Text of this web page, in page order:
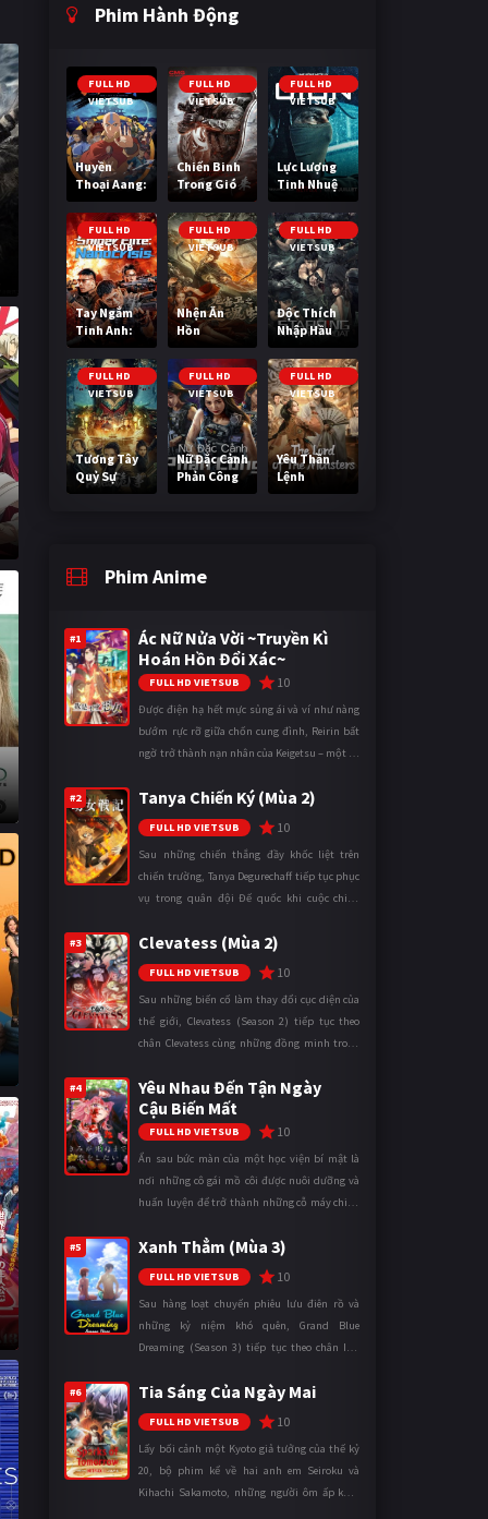
Phim Hành Động
FULL HD
VIETSUB
Huyền
Thoại Aang:
Tiết Khí Sư
Cuối Cùng
FULL HD
VIETSUB
Chiến Binh
Trong Gió
FULL HD
VIETSUB
Lực Lượng
Tinh Nhuệ
FULL HD
VIETSUB
Tay Ngắm
Tinh Anh:
Nguy Cơ
Nano
FULL HD
VIETSUB
Nhện Ăn
Hồn
FULL HD
VIETSUB
Độc Thích
Nhập Hầu
FULL HD
VIETSUB
Tương Tây
Quỷ Sự
FULL HD
VIETSUB
Nữ Đặc Cảnh
Phản Công
FULL HD
VIETSUB
Yêu Thần
Lệnh
Phim Anime
#1
Ác Nữ Nửa Vời ~Truyền Kì
Hoán Hồn Đổi Xác~
FULL HD VIETSUB 10
Được điện hạ hết mực sủng ái và ví như nàng
bướm rực rỡ giữa chốn cung đình, Reirin bất
ngờ trở thành nạn nhân của Keigetsu – một kẻ
thuật để hoán đổi th ...
#2 Tanya Chiến Ký (Mùa 2)
FULL HD VIETSUB 10
Sau những chiến thắng đầy khốc liệt trên
chiến trường, Tanya Degurechaff tiếp tục phục
vụ trong quân đội Đế quốc khi cuộc chiến
mặt trận. Dù sở hữu tài năn ...
#3 Clevatess (Mùa 2)
FULL HD VIETSUB 10
Sau những biến cố làm thay đổi cục diện của
thế giới, Clevatess (Season 2) tiếp tục theo
chân Clevatess cùng những đồng minh trong
loại đến bờ vực diệ ...
#4
Yêu Nhau Đến Tận Ngày
Cậu Biến Mất
FULL HD VIETSUB 10
Ẩn sau bức màn của một học viện bí mật là
nơi những cô gái mồ côi được nuôi dưỡng và
huấn luyện để trở thành những cỗ máy chiến
được xem là điều hiển nh ...
#5 Xanh Thẳm (Mùa 3)
FULL HD VIETSUB 10
Sau hàng loạt chuyến phiêu lưu điên rồ và
những kỷ niệm khó quên, Grand Blue
Dreaming (Season 3) tiếp tục theo chân Iori
trong những ngày tháng đại học đ ...
#6 Tia Sáng Của Ngày Mai
FULL HD VIETSUB 10
Lấy bối cảnh một Kyoto giả tưởng của thế kỷ
20, bộ phim kể về hai anh em Seiroku và
Kihachi Sakamoto, những người ôm ấp khát